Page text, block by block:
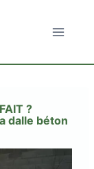
?
dalle béton